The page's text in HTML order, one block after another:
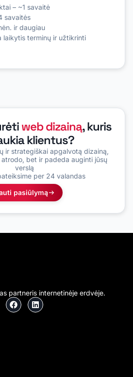
– ~1 savaitė
savaitės
ir daugiau
laikytis terminų ir užtikrinti
web dizainą, kuris
klientus?
ir strategiškai apgalvotą dizainą,
bet ir padeda auginti jūsų
verslą
per 24 valandas
pasiūlymą
partneris internetinėje erdvėje.